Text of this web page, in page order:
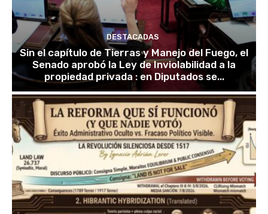
DESTACADAS
Sin el capítulo de Tierras y Manejo del Fuego, el
Senado aprobó la Ley de Inviolabilidad a la
propiedad privada : en Diputados se...